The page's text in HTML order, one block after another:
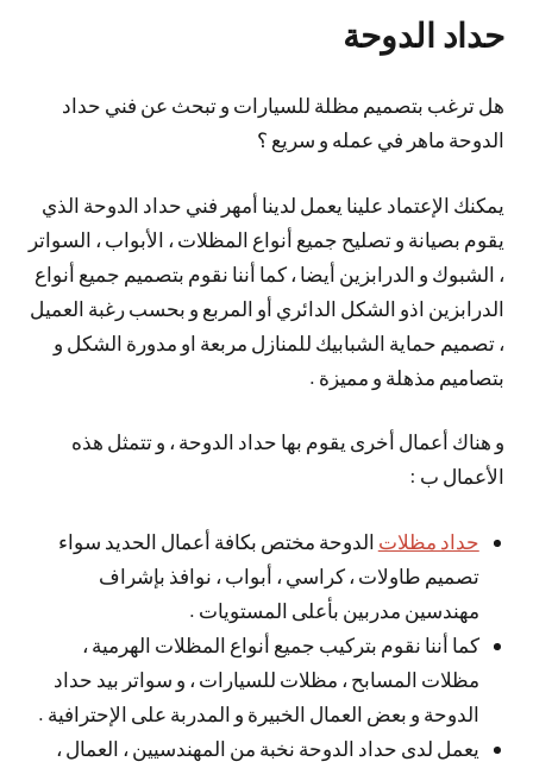
حداد الدوحة
هل ترغب بتصميم مظلة للسيارات و تبحث عن فني حداد
الدوحة ماهر في عمله و سريع ؟
يمكنك الإعتماد علينا يعمل لدينا أمهر فني حداد الدوحة الذي
يقوم بصيانة و تصليح جميع أنواع المظلات ، الأبواب ، السواتر
، الشبوك و الدرابزين أيضا ، كما أننا نقوم بتصميم جميع أنواع
الدرابزين اذو الشكل الدائري أو المربع و بحسب رغبة العميل
، تصميم حماية الشبابيك للمنازل مربعة او مدورة الشكل و
بتصاميم مذهلة و مميزة .
و هناك أعمال أخرى يقوم بها حداد الدوحة ، و تتمثل هذه
الأعمال ب :
حداد مظلات الدوحة مختص بكافة أعمال الحديد سواء
تصميم طاولات ، كراسي ، أبواب ، نوافذ بإشراف
مهندسين مدربين بأعلى المستويات .
كما أننا نقوم بتركيب جميع أنواع المظلات الهرمية ،
مظلات المسابح ، مظلات للسيارات ، و سواتر بيد حداد
الدوحة و بعض العمال الخبيرة و المدربة على الإحترافية .
يعمل لدى حداد الدوحة نخبة من المهندسيين ، العمال ،